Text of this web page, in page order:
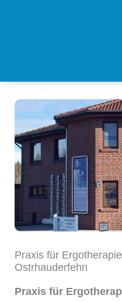
Praxis für
Ostrhauderfehn
Praxis für